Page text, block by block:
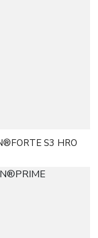
S3 HRO